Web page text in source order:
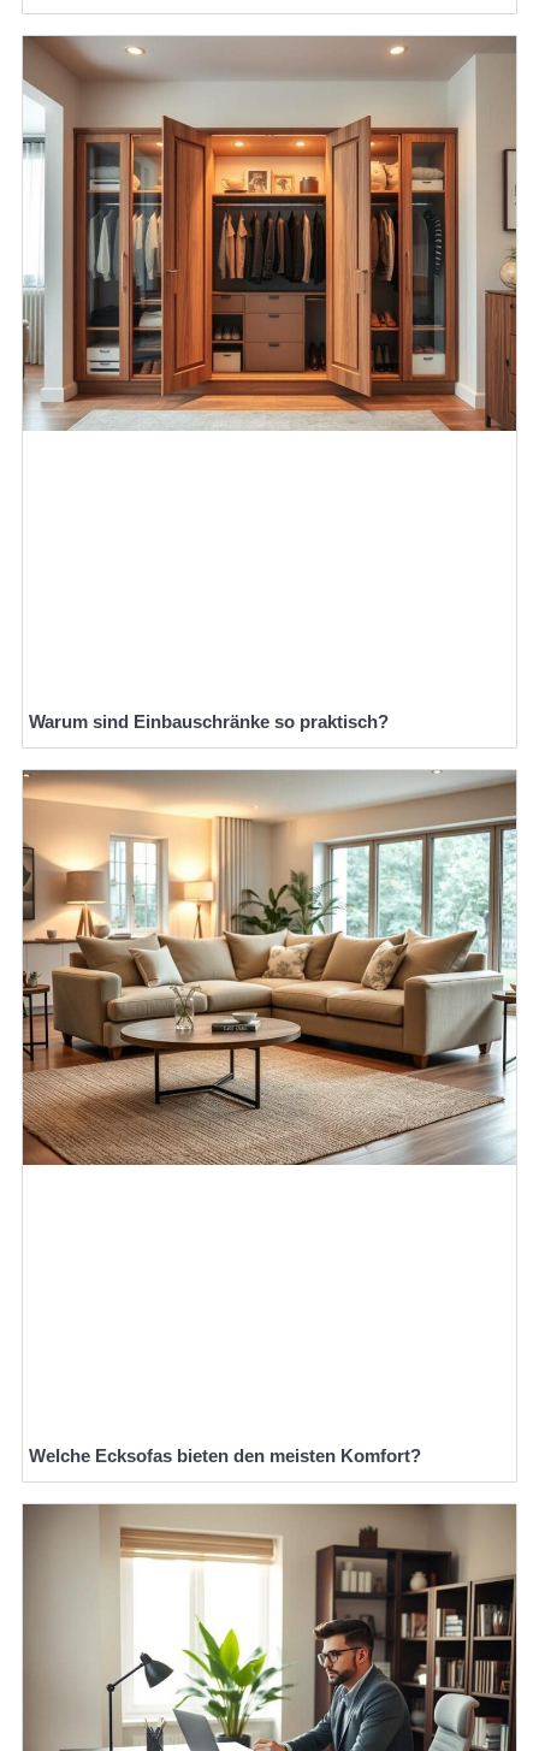
Warum sind Einbauschränke so praktisch?
Welche Ecksofas bieten den meisten Komfort?